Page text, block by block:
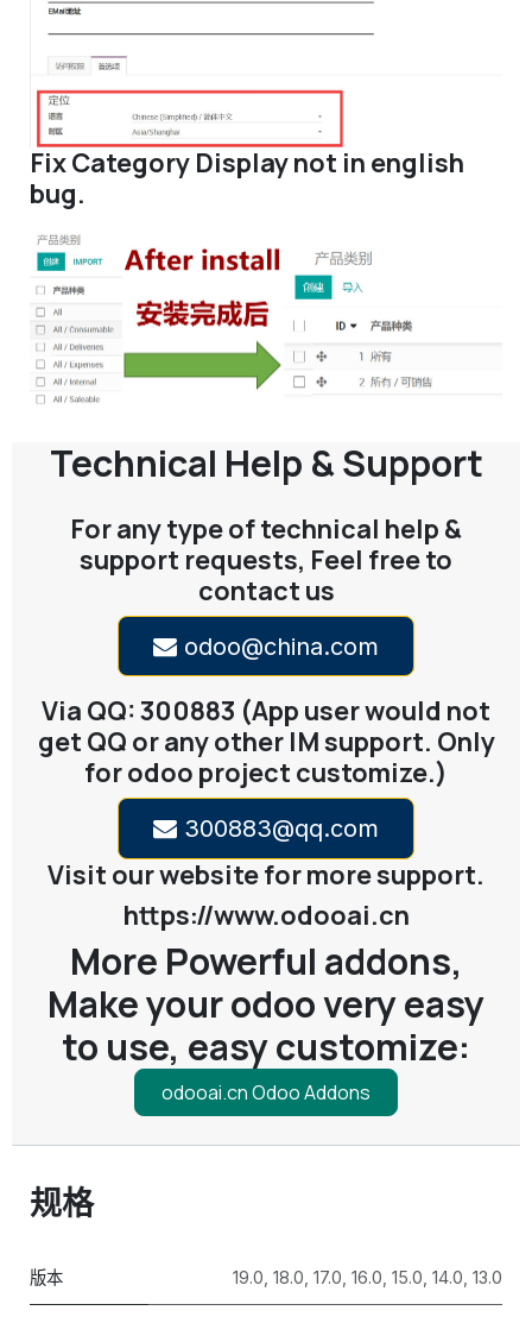
Fix Category Display not in english
bug.
Technical Help & Support
For any type of technical help &
support requests, Feel free to
contact us
odoo@china.com
Via QQ: 300883 (App user would not
get QQ or any other IM support. Only
for odoo project customize.)
300883@qq.com
Visit our website for more support.
https://www.odooai.cn
More Powerful addons,
Make your odoo very easy
to use, easy customize:
odooai.cn Odoo Addons
规格
版本 19.0 18.0 17.0 16.0 15.0 14.0 13.0